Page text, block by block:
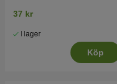
37 kr
I lager
Köp